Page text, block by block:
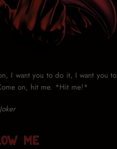
I want you to do it, I want you to
on, hit me. *Hit me!*
me